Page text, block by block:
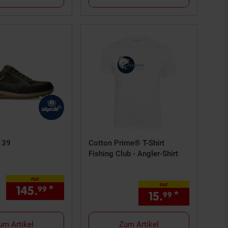
am Seitenende
Fußnote, Details am Seitenende
39
nur
145.99 * € Sternchen Fußnote,
Artikel
Cotton Prime® T-Shirt
Fishing Club - Angler-Shirt
nur
15.99 *
Zum Artikel